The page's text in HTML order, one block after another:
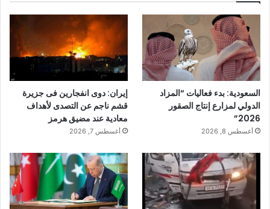
السعودية: بدء فعاليات “المزاد
الدولي لمزارع إنتاج الصقور
2026”
أغسطس 8, 2026
إيران: دوى انفجارين فى جزيرة
قشم ناجم عن التصدى لأهداف
معادية عند مضيق هرمز
أغسطس 7, 2026